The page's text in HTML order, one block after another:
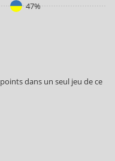
47%
dans un seul jeu de ce